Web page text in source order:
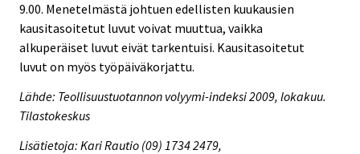
9.00. Menetelmästä johtuen edellisten kuukausien
kausitasoitetut luvut voivat muuttua, vaikka
alkuperäiset luvut eivät tarkentuisi. Kausitasoitetut
luvut on myös työpäiväkorjattu.
Lähde: Teollisuustuotannon volyymi-indeksi 2009, lokakuu.
Tilastokeskus
Lisätietoja: Kari Rautio (09) 1734 2479,